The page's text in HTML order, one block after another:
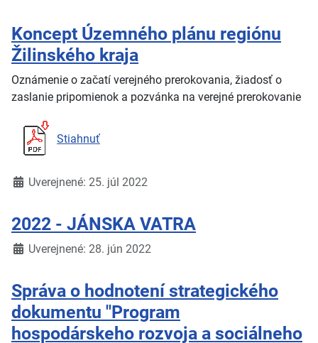
Koncept Územného plánu regiónu
Žilinského kraja
Oznámenie o začatí verejného prerokovania, žiadosť o
zaslanie pripomienok a pozvánka na verejné prerokovanie
Stiahnuť
DetailyUverejnené: 25. júl 2022
2022 - JÁNSKA VATRA
DetailyUverejnené: 28. jún 2022
Správa o hodnotení strategického
dokumentu "Program
hospodárskeho rozvoja a sociálneho